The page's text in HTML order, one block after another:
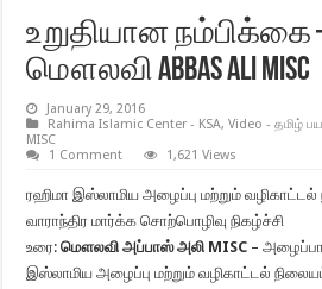
உறுதியான நம்பிக்கை
மௌலவி Abbas Ali MISC
January 29, 2016
Rahima Islamic Center - KSA,Video - தமிழ்
MISC
1 Comment
1,621 Views
ரஹிமா இஸ்லாமிய அழைப்பு மற்றும்
வாராந்திர மார்க்க சொற்பொழிவு நிகழ்ச்சி
உரை:மௌலவி அப்பாஸ் அலி MISC –
இஸ்லாமிய அழைப்பு மற்றும் வழிகாட்டல்